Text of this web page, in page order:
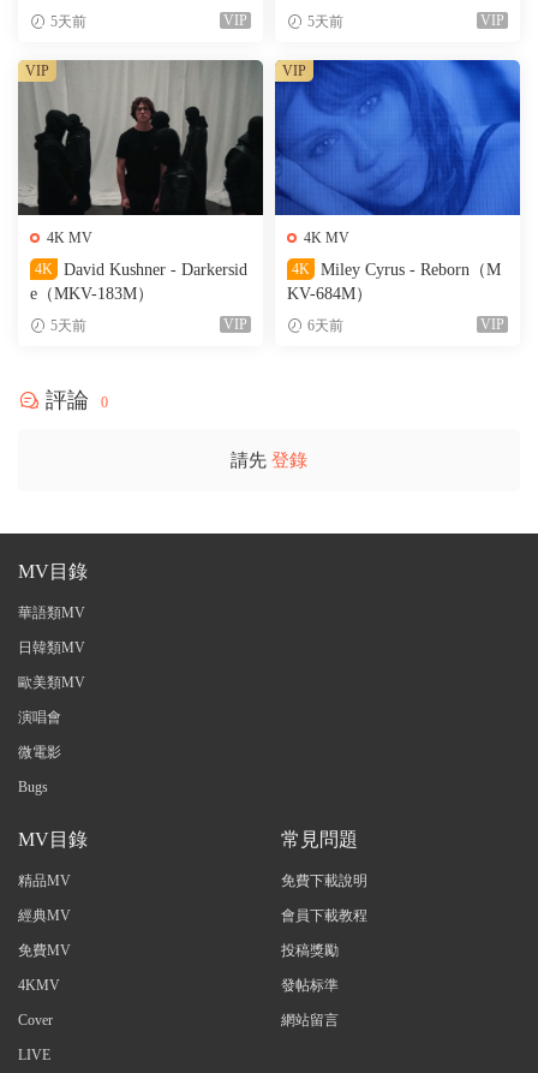
5天前 VIP 5天前 VIP
4K MV
4K
David Kushner - Darkersid
e（MKV-183M）
5天前 VIP
VIP
4K MV
4K
Miley Cyrus - Reborn（M
KV-684M）
6天前 VIP
VIP
評論 0
請先 登錄
MV目錄
華語類MV
日韓類MV
歐美類MV
演唱會
微電影
Bugs
MV目錄
精品MV
經典MV
免費MV
4KMV
Cover
LIVE
常見問題
免費下載說明
會員下載教程
投稿獎勵
發帖标準
網站留言